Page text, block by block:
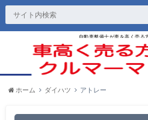
自動車整備士が車を高く売る
ホーム ダイハツ アトレー